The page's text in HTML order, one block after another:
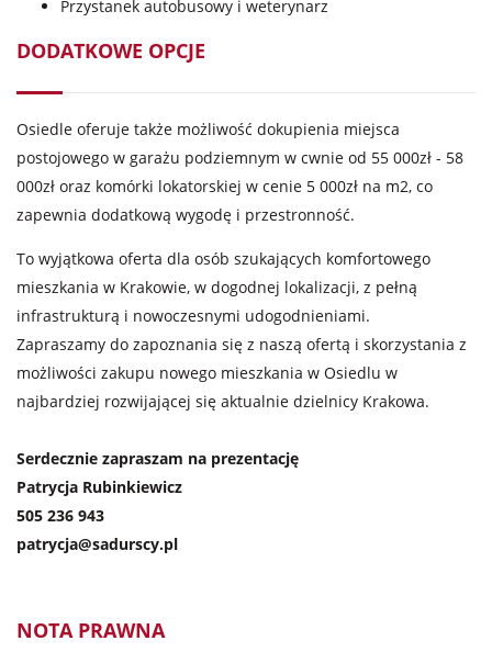
Przystanek autobusowy i weterynarz
DODATKOWE OPCJE
Osiedle oferuje także możliwość dokupienia miejsca
postojowego w garażu podziemnym w cwnie od 55 000zł - 58
000zł oraz komórki lokatorskiej w cenie 5 000zł na m2, co
zapewnia dodatkową wygodę i przestronność.
To wyjątkowa oferta dla osób szukających komfortowego
mieszkania w Krakowie, w dogodnej lokalizacji, z pełną
infrastrukturą i nowoczesnymi udogodnieniami.
Zapraszamy do zapoznania się z naszą ofertą i skorzystania z
możliwości zakupu nowego mieszkania w Osiedlu w
najbardziej rozwijającej się aktualnie dzielnicy Krakowa.
Serdecznie zapraszam na prezentację
Patrycja Rubinkiewicz
505 236 943
patrycja@sadurscy.pl
NOTA PRAWNA